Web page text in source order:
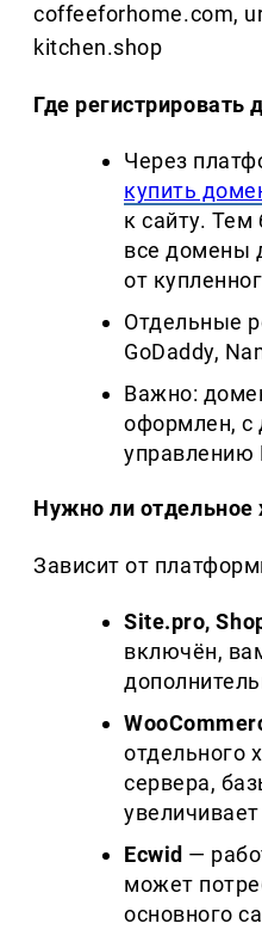
coffeeforhome.com,
kitchen.shop
Где регистрировать
Через
купить
к сайту. Тем
все домены
от
Отдельные
GoDaddy,
Важно:
оформлен, с
управлению
Нужно ли отдельное
Зависит от
Site.pro,
включён,
отдельного
сервера,
Ecwid —
может
основного